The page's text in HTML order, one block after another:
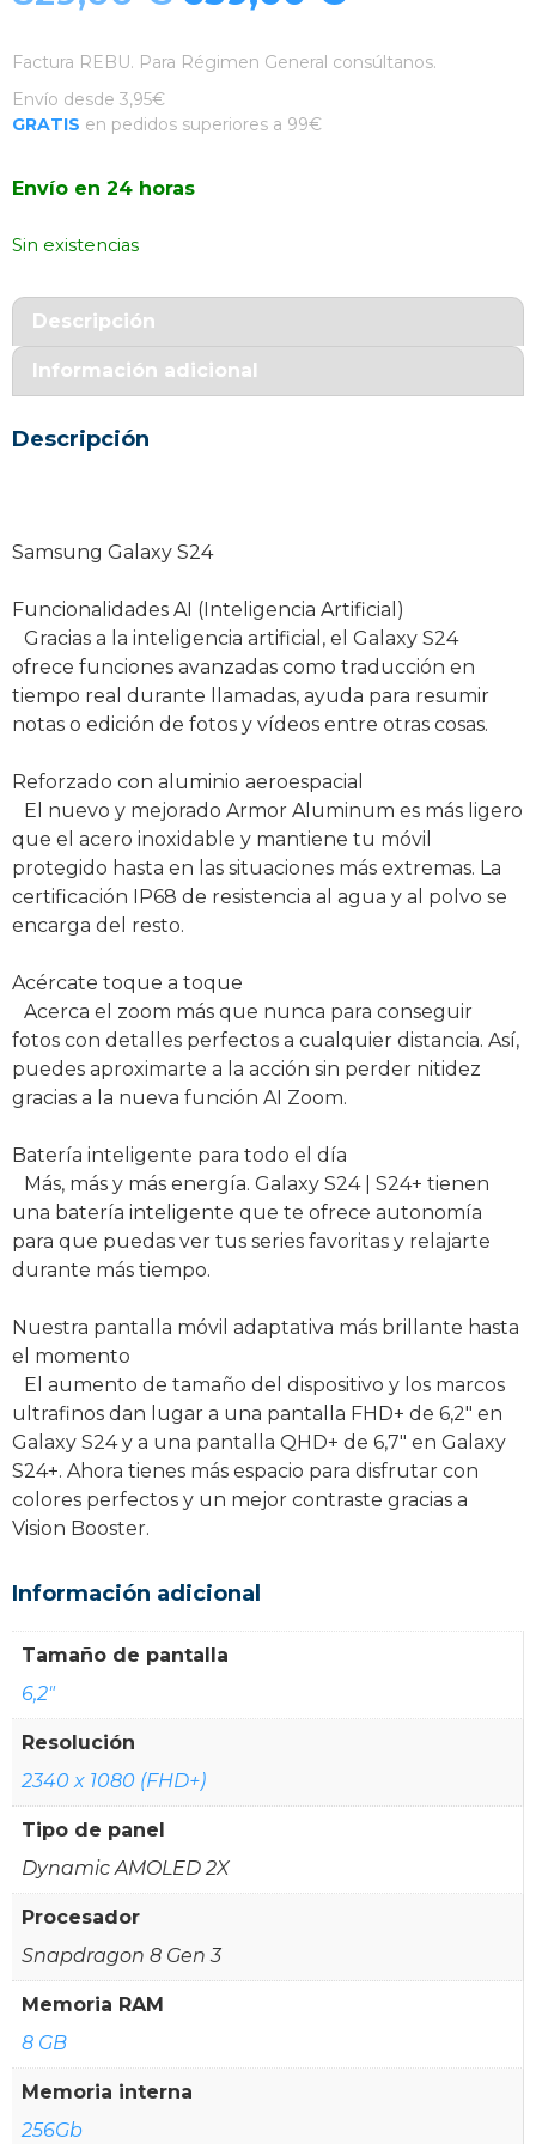
precio
829,00 €.
precio
Factura REBU. Para Régimen General consúltanos.
Envío desde 3,95€
GRATIS en pedidos superiores a 99€
Envío en 24 horas
Sin existencias
Descripción
Información adicional
Descripción
Samsung Galaxy S24
Funcionalidades AI (Inteligencia Artificial)
Gracias a la inteligencia artificial, el Galaxy S24
ofrece funciones avanzadas como traducción en
tiempo real durante llamadas, ayuda para resumir
notas o edición de fotos y vídeos entre otras cosas.
Reforzado con aluminio aeroespacial
El nuevo y mejorado Armor Aluminum es más ligero
que el acero inoxidable y mantiene tu móvil
protegido hasta en las situaciones más extremas. La
certificación IP68 de resistencia al agua y al polvo se
encarga del resto.
Acércate toque a toque
Acerca el zoom más que nunca para conseguir
fotos con detalles perfectos a cualquier distancia. Así,
puedes aproximarte a la acción sin perder nitidez
gracias a la nueva función AI Zoom.
Batería inteligente para todo el día
Más, más y más energía. Galaxy S24 | S24+ tienen
una batería inteligente que te ofrece autonomía
para que puedas ver tus series favoritas y relajarte
durante más tiempo.
Nuestra pantalla móvil adaptativa más brillante hasta
el momento
El aumento de tamaño del dispositivo y los marcos
ultrafinos dan lugar a una pantalla FHD+ de 6,2″ en
Galaxy S24 y a una pantalla QHD+ de 6,7″ en Galaxy
S24+. Ahora tienes más espacio para disfrutar con
colores perfectos y un mejor contraste gracias a
Vision Booster.
Información adicional
Tamaño de pantalla
6,2"
Resolución
2340 x 1080 (FHD+)
Tipo de panel
Dynamic AMOLED 2X
Procesador
Snapdragon 8 Gen 3
Memoria RAM
8 GB
Memoria interna
256Gb